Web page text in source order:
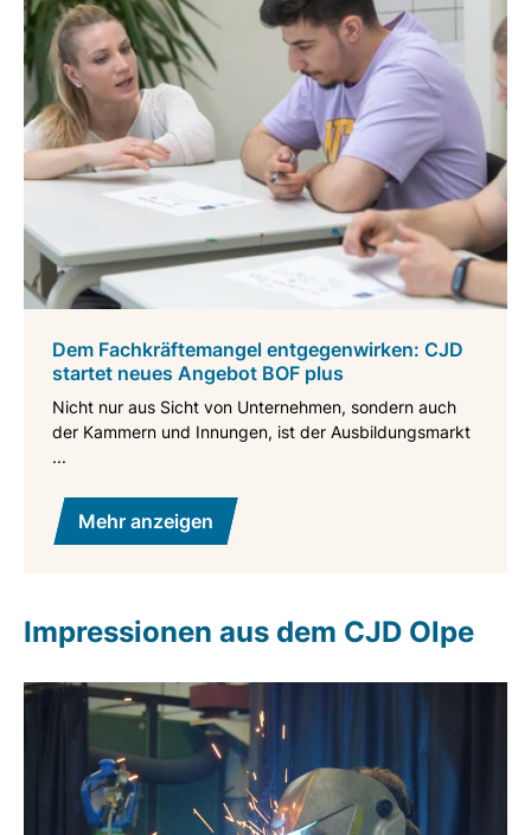
Dem Fachkräftemangel entgegenwirken: CJD
startet neues Angebot BOF plus
Nicht nur aus Sicht von Unternehmen, sondern auch
der Kammern und Innungen, ist der Ausbildungsmarkt
...
Mehr anzeigen
Impressionen aus dem CJD Olpe